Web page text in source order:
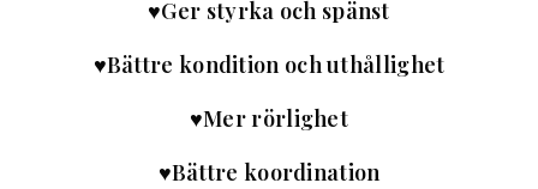
♥Ger styrka och spänst
♥Bättre kondition och uthållighet
♥Mer rörlighet
♥Bättre koordination